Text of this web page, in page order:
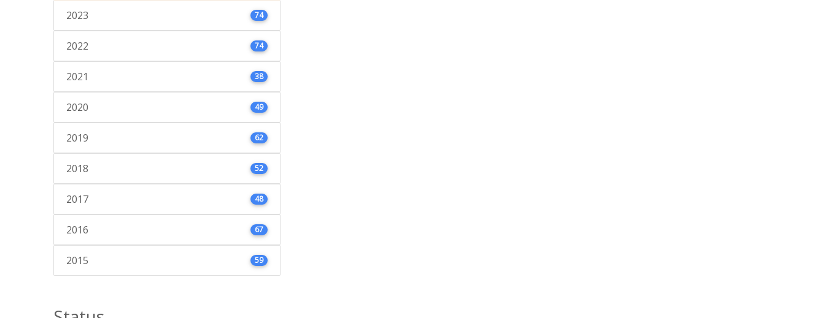
2023 74
2022 74
2021 38
2020 49
2019 62
2018 52
2017 48
2016 67
2015 59